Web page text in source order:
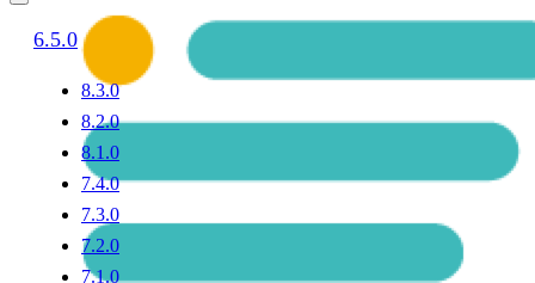
6.5.0
8.3.0
8.2.0
8.1.0
7.4.0
7.3.0
7.2.0
7.1.0